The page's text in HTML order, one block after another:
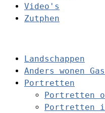
Video's
Zutphen
Landschappen
Anders wonen
Portretten
Portretten
Portretten